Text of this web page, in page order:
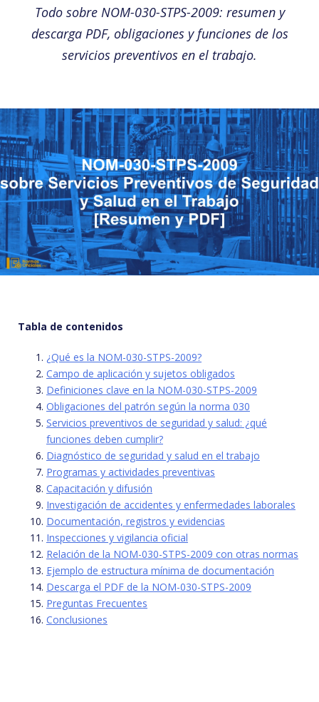
Todo sobre NOM-030-STPS-2009: resumen y
descarga PDF, obligaciones y funciones de los
servicios preventivos en el trabajo.
Tabla de contenidos
¿Qué es la NOM-030-STPS-2009?
Campo de aplicación y sujetos obligados
Definiciones clave en la NOM-030-STPS-2009
Obligaciones del patrón según la norma 030
Servicios preventivos de seguridad y salud: ¿qué
funciones deben cumplir?
Diagnóstico de seguridad y salud en el trabajo
Programas y actividades preventivas
Capacitación y difusión
Investigación de accidentes y enfermedades laborales
Documentación, registros y evidencias
Inspecciones y vigilancia oficial
Relación de la NOM-030-STPS-2009 con otras normas
Ejemplo de estructura mínima de documentación
Descarga el PDF de la NOM-030-STPS-2009
Preguntas Frecuentes
Conclusiones